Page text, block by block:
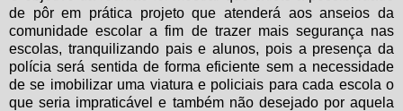
de pôr em prática projeto que atenderá aos anseios da
comunidade escolar a fim de trazer mais segurança nas
escolas, tranquilizando pais e alunos, pois a presença da
polícia será sentida de forma eficiente sem a necessidade
de se imobilizar uma viatura e policiais para cada escola o
que seria impraticável e também não desejado por aquela